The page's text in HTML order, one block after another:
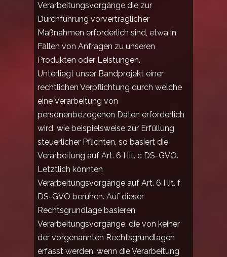
Verarbeitungsvorgänge die zur
Durchführung vorvertraglicher
Maßnahmen erforderlich sind, etwa in
Fällen von Anfragen zu unseren
Produkten oder Leistungen.
Unterliegt unser Bandprojekt einer
rechtlichen Verpflichtung durch welche
eine Verarbeitung von
personenbezogenen Daten erforderlich
wird, wie beispielsweise zur Erfüllung
steuerlicher Pflichten, so basiert die
Verarbeitung auf Art. 6 I lit. c DS-GVO.
Letztlich könnten
Verarbeitungsvorgänge auf Art. 6 I lit. f
DS-GVO beruhen. Auf dieser
Rechtsgrundlage basieren
Verarbeitungsvorgänge, die von keiner
der vorgenannten Rechtsgrundlagen
erfasst werden, wenn die Verarbeitung